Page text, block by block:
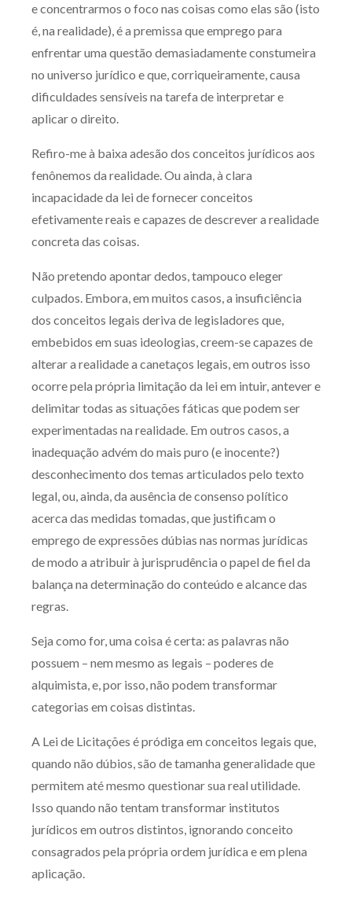
Capacitação
Zênite Online
Eventos presenciais
Diferenciais
Receba por RSS
Av. Sete de Setembro, 4698
Batel Curitiba/PR CEP80240-000
Telefone (41) 2109-8666
Whatsapp (41) 98881-6616
e concentrarmos o foco nas coisas como elas são (isto
é, na realidade), é a premissa que emprego para
enfrentar uma questão demasiadamente constumeira
no universo jurídico e que, corriqueiramente, causa
dificuldades sensíveis na tarefa de interpretar e
aplicar o direito.
Refiro-me à baixa adesão dos conceitos jurídicos aos
fenônemos da realidade. Ou ainda, à clara
incapacidade da lei de fornecer conceitos
efetivamente reais e capazes de descrever a realidade
concreta das coisas.
Não pretendo apontar dedos, tampouco eleger
culpados. Embora, em muitos casos, a insuficiência
dos conceitos legais deriva de legisladores que,
embebidos em suas ideologias, creem-se capazes de
alterar a realidade a canetaços legais, em outros isso
ocorre pela própria limitação da lei em intuir, antever e
delimitar todas as situações fáticas que podem ser
experimentadas na realidade. Em outros casos, a
inadequação advém do mais puro (e inocente?)
desconhecimento dos temas articulados pelo texto
legal, ou, ainda, da ausência de consenso político
acerca das medidas tomadas, que justificam o
emprego de expressões dúbias nas normas jurídicas
de modo a atribuir à jurisprudência o papel de fiel da
balança na determinação do conteúdo e alcance das
regras.
Seja como for, uma coisa é certa: as palavras não
possuem – nem mesmo as legais – poderes de
alquimista, e, por isso, não podem transformar
categorias em coisas distintas.
A Lei de Licitações é pródiga em conceitos legais que,
quando não dúbios, são de tamanha generalidade que
permitem até mesmo questionar sua real utilidade.
Isso quando não tentam transformar institutos
jurídicos em outros distintos, ignorando conceito
consagrados pela própria ordem jurídica e em plena
aplicação.